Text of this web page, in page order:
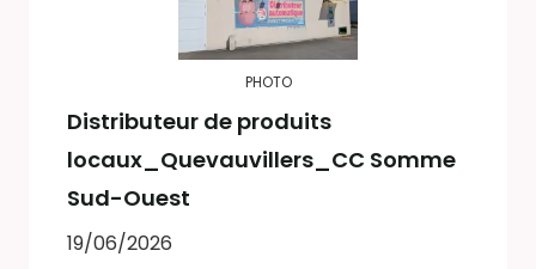
PHOTO
Distributeur de produits
locaux_Quevauvillers_CC Somme
Sud-Ouest
19/06/2026